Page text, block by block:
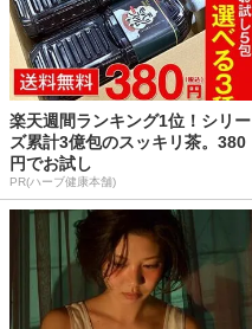
楽天週間ランキング1位！シリー
ズ累計3億包のスッキリ茶。380
円でお試し
PR(ハーブ健康本舗)